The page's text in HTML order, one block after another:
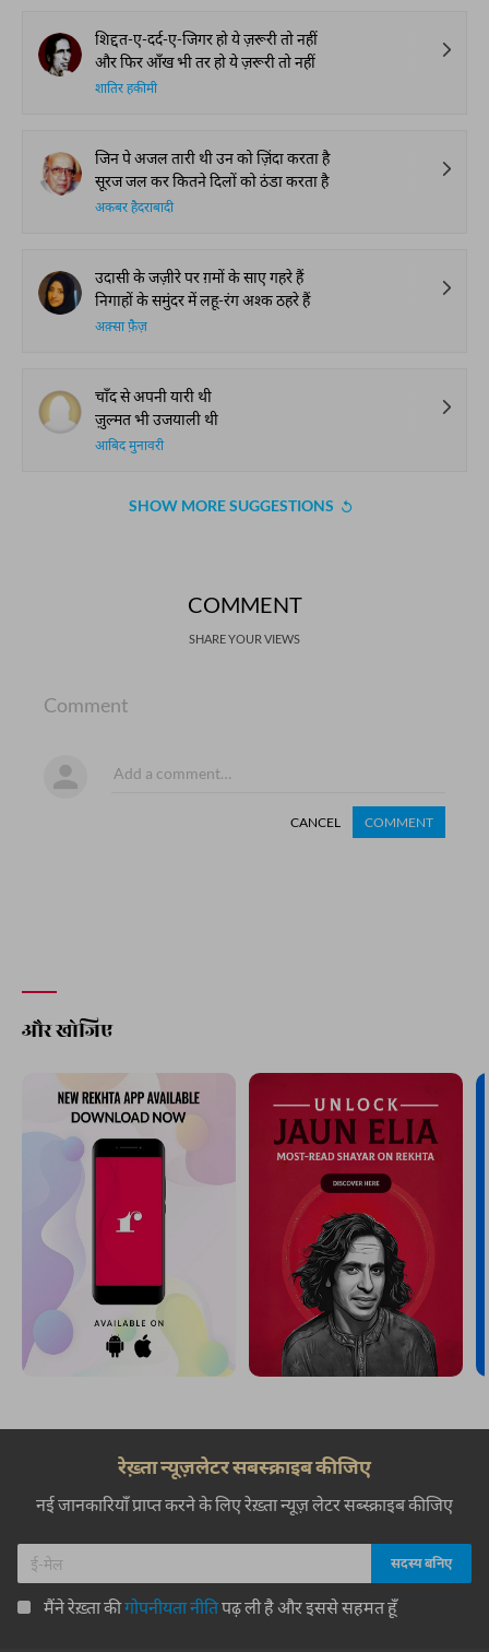
शिद्दत-ए-दर्द-ए-जिगर हो ये ज़रूरी तो नहीं
और फिर आँख भी तर हो ये ज़रूरी तो नहीं
शातिर हकीमी
जिन पे अजल तारी थी उन को ज़िंदा करता है
सूरज जल कर कितने दिलों को ठंडा करता है
अकबर हैदराबादी
उदासी के जज़ीरे पर ग़मों के साए गहरे हैं
निगाहों के समुंदर में लहू-रंग अश्क ठहरे हैं
अक़्सा फ़ैज़
चाँद से अपनी यारी थी
ज़ुल्मत भी उजयाली थी
आबिद मुनावरी
SHOW MORE SUGGESTIONS
COMMENT
SHARE YOUR VIEWS
Comment
CANCEL COMMENT
और खोजिए
रेख़्ता न्यूज़लेटर सबस्क्राइब कीजिए
नई जानकारियाँ प्राप्त करने के लिए रेख़्ता न्यूज़ लेटर सब्स्क्राइब कीजिए
मैंने रेख़्ता कीगोपनीयता नीतिपढ़ ली है और इससे सहमत हूँ